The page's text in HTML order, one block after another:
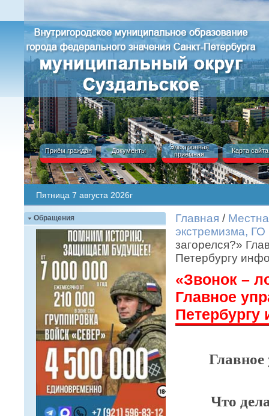
Приём граждан Документы
Электронная
приёмная
Карта сайта
Пятница 7 августа 2026г
Обращения Главная /
экстремизма,
загорелся?»
Петербургу
«Звонок –
Главное
Петербургу
Что